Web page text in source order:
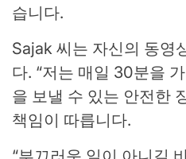
습니다.
Sajak 씨는 자신의 동영
다. “저는 매일 30분을
을 보낼 수 있는 안전한
책임이 따릅니다.